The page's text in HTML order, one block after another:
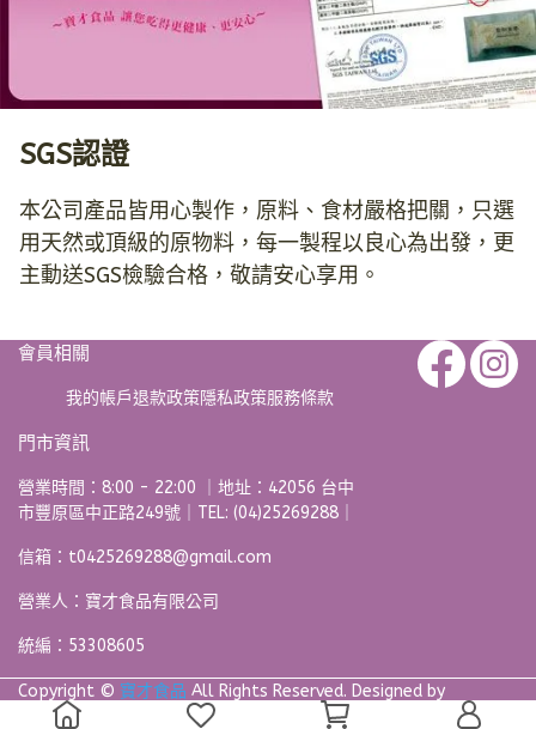
SGS認證
本公司產品皆用心製作，原料、食材嚴格把關，只選
用天然或頂級的原物料，每一製程以良心為出發，更
主動送SGS檢驗合格，敬請安心享用。
會員相關
我的帳戶退款政策隱私政策服務條款
門市資訊
營業時間：8:00 - 22:00 ｜地址：42056 台中
市豐原區中正路249號｜TEL: (04)25269288｜
信箱：t0425269288@gmail.com
營業人：寶才食品有限公司
統編：53308605
Copyright © 寶才食品 All Rights Reserved. Designed by
CYBERBIZ